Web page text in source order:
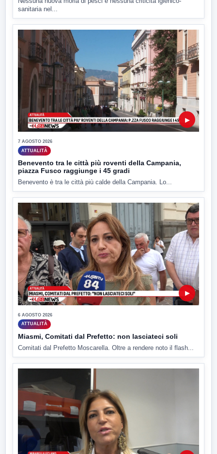
sanitaria nel...
▶
7 AGOSTO 2026
ATTUALITÀ
Benevento tra le città più roventi della Campania,
piazza Fusco raggiunge i 45 gradi
Benevento è tra le città più calde della Campania. Lo...
▶
6 AGOSTO 2026
ATTUALITÀ
Miasmi, Comitati dal Prefetto: non lasciateci soli
Comitati dal Prefetto Moscarella. Oltre a rendere noto il flash...